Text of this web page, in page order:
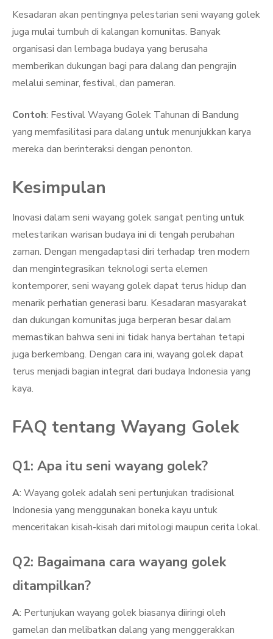
Kesadaran akan pentingnya pelestarian seni wayang golek
juga mulai tumbuh di kalangan komunitas. Banyak
organisasi dan lembaga budaya yang berusaha
memberikan dukungan bagi para dalang dan pengrajin
melalui seminar, festival, dan pameran.
Contoh: Festival Wayang Golek Tahunan di Bandung
yang memfasilitasi para dalang untuk menunjukkan karya
mereka dan berinteraksi dengan penonton.
Kesimpulan
Inovasi dalam seni wayang golek sangat penting untuk
melestarikan warisan budaya ini di tengah perubahan
zaman. Dengan mengadaptasi diri terhadap tren modern
dan mengintegrasikan teknologi serta elemen
kontemporer, seni wayang golek dapat terus hidup dan
menarik perhatian generasi baru. Kesadaran masyarakat
dan dukungan komunitas juga berperan besar dalam
memastikan bahwa seni ini tidak hanya bertahan tetapi
juga berkembang. Dengan cara ini, wayang golek dapat
terus menjadi bagian integral dari budaya Indonesia yang
kaya.
FAQ tentang Wayang Golek
Q1: Apa itu seni wayang golek?
A: Wayang golek adalah seni pertunjukan tradisional
Indonesia yang menggunakan boneka kayu untuk
menceritakan kisah-kisah dari mitologi maupun cerita lokal.
Q2: Bagaimana cara wayang golek
ditampilkan?
A: Pertunjukan wayang golek biasanya diiringi oleh
gamelan dan melibatkan dalang yang menggerakkan